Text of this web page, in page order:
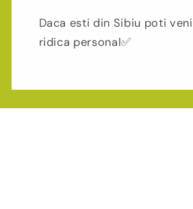
Daca esti din Sibiu poti
ridica personal✅